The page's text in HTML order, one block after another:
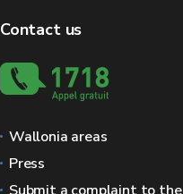
Contact us
Wallonia areas
Press